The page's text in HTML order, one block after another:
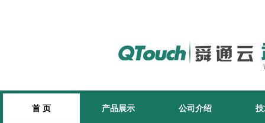
首 页 产品展示 公司介绍